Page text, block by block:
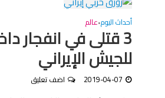
أحداث اليوم•عالم
3 قتلى في انفجار
للجيش الإيراني
2019-04-07 اضف تعليق